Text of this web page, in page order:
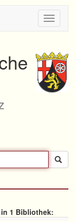
ein/
1 Bibliothek: